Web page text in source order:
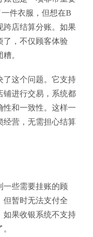
件衣服，但想在B
跨店结算分账。如果
了，不仅顾客体验
。
了这个问题。它支持
铺进行交易，系统都
性和一致性。这样一
经营，无需担心结算
一些需要挂账的顾
但暂时无法支付全
如果收银系统不支持